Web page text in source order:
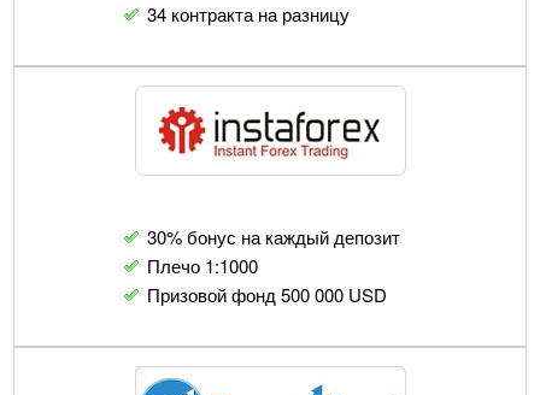
34 контракта на разницу
30% бонус на каждый депозит
Плечо 1:1000
Призовой фонд 500 000 USD